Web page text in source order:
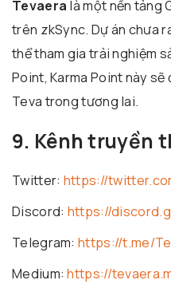
Tevaera là một nền tảng
trên zkSync. Dự án chưa
thể tham gia trải nghiệm
Point, Karma Point này
Teva trong tương lai.
9. Kênh truyền
Twitter: https://
Discord: https://
Telegram:https://t.me/
Medium:https://